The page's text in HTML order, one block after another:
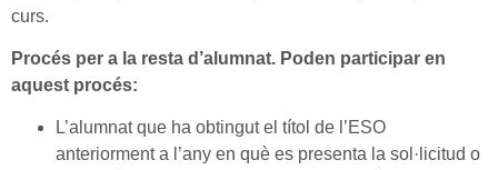
curs.
Procés per a la resta d’alumnat. Poden participar en
aquest procés:
L’alumnat que ha obtingut el títol de l’ESO
anteriorment a l’any en què es presenta la sol·licitud o